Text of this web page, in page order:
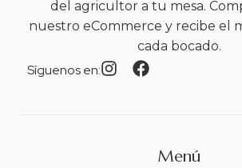
del agricultor a tu mesa.
nuestro eCommerce y recibe el
cada bocado.
Síguenos en:
Menú